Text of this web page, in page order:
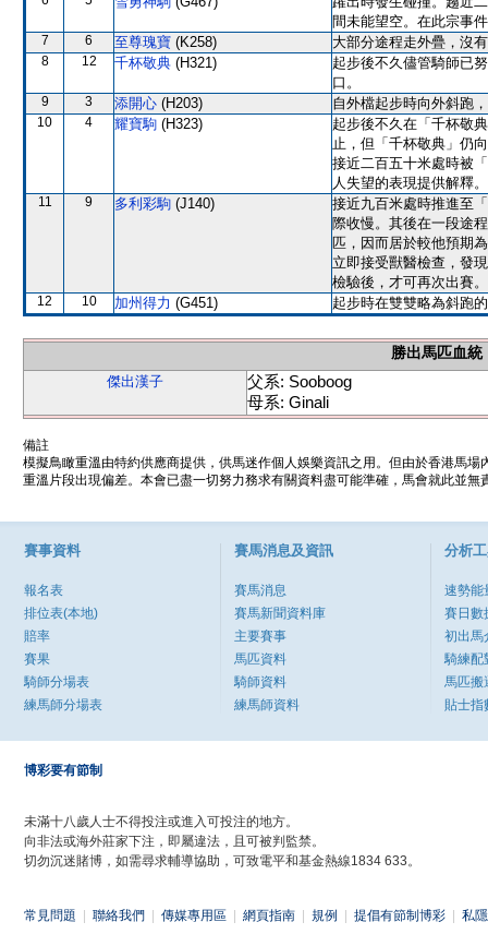
間未能望空。在此宗事
7 6 至尊瑰寶 (K258) 大部分途程走外疊，沒
8 12 千杯敬典 (H321)
起步後不久儘管騎師已
口。
9 3 添開心 (H203) 自外檔起步時向外斜跑
10 4 耀寶駒 (H323)
起步後不久在「千杯敬
止，但「千杯敬典」仍
接近二百五十米處時被
人失望的表現提供解釋
11 9 多利彩駒 (J140)
接近九百米處時推進至
際收慢。其後在一段途
匹，因而居於較他預期
立即接受獸醫檢查，發
檢驗後，才可再次出賽。
12 10 加州得力 (G451) 起步時在雙雙略為斜跑
勝出馬匹血統
傑出漢子
父系: Sooboog
母系: Ginali
備註
模擬鳥瞰重溫由特約供應商提供，供馬迷作個人娛樂資訊之用。但由於香港馬
重溫片段出現偏差。本會已盡一切努力務求有關資料盡可能準確，馬會就此並
賽事資料
報名表
排位表(本地)
賠率
賽果
騎師分場表
練馬師分場表
賽馬消息及資訊
賽馬消息
賽馬新聞資料庫
主要賽事
馬匹資料
騎師資料
練馬師資料
分析
速勢能
賽日數
初出馬
騎練配
馬匹搬
貼士指
博彩要有節制
未滿十八歲人士不得投注或進入可投注的地方。
向非法或海外莊家下注，即屬違法，且可被判監禁。
切勿沉迷賭博，如需尋求輔導協助，可致電平和基金熱線1834 633。
常見問題 聯絡我們 傳媒專用區 網頁指南 規例 提倡有節制博彩 私